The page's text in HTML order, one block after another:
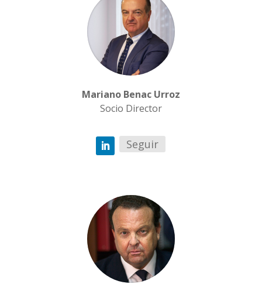
Mariano Benac Urroz
Socio Director
Seguir